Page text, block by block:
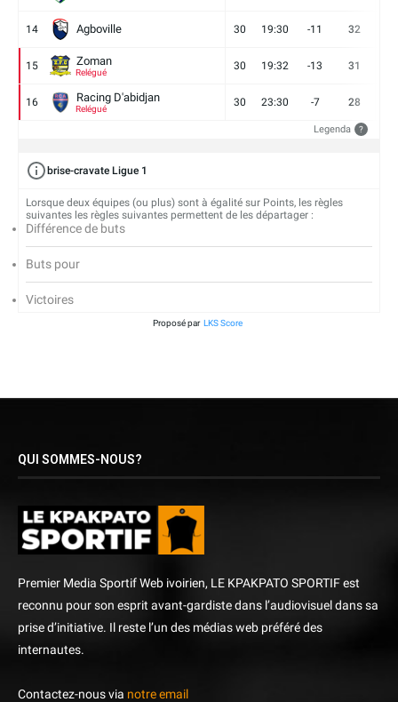
14 Agboville 30 19:30 -11 32
15 Zoman
Relégué
30 19:32 -13 31
16 Racing D'abidjan
Relégué
30 23:30 -7 28
Legenda ?
brise-cravate Ligue 1
Lorsque deux équipes (ou plus) sont à égalité sur Points, les règles
suivantes les règles suivantes permettent de les départager :
Différence de buts
Buts pour
Victoires
Proposé par LKS Score
QUI SOMMES-NOUS?
Premier Media Sportif Web ivoirien, LE KPAKPATO SPORTIF est
reconnu pour son esprit avant-gardiste dans l’audiovisuel dans sa
prise d’initiative. Il reste l’un des médias web préféré des
internautes.
Contactez-nous via notre email